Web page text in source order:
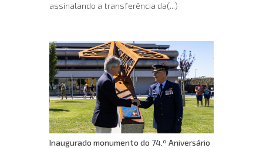
assinalando a transferência da(...)
Inaugurado monumento do 74.º Aniversário